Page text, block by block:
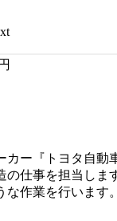
円
カー『トヨタ自動
の仕事を担当しま
な作業を行います